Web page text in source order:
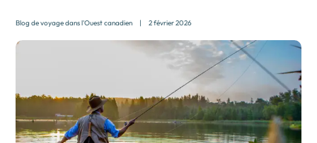
Blog de voyage dans l'Ouest canadien | 2 février 2026